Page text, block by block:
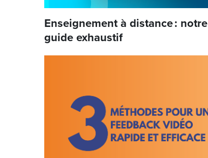
Enseignement à distance : notre
guide exhaustif